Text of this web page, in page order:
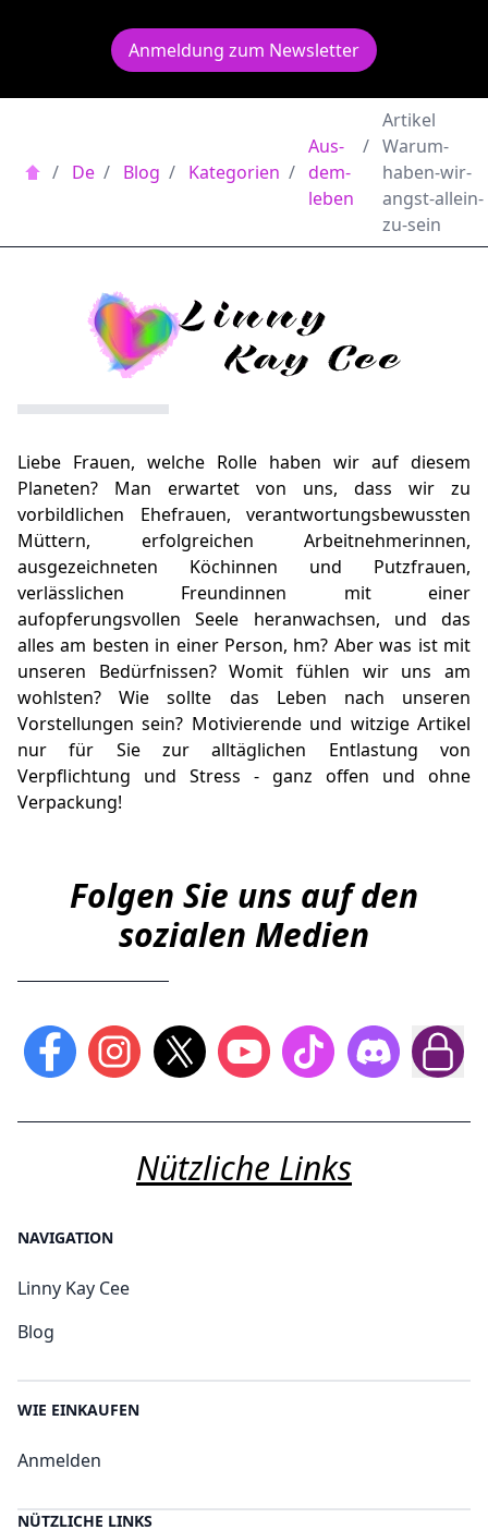
Anmeldung zum Newsletter
/ De / Blog / Kategorien /
Aus-
dem-
leben
/
Artikel
Warum-
haben-wir-
angst-allein-
zu-sein
Liebe Frauen, welche Rolle haben wir auf diesem
Planeten? Man erwartet von uns, dass wir zu
vorbildlichen Ehefrauen, verantwortungsbewussten
Müttern, erfolgreichen Arbeitnehmerinnen,
ausgezeichneten Köchinnen und Putzfrauen,
verlässlichen Freundinnen mit einer
aufopferungsvollen Seele heranwachsen, und das
alles am besten in einer Person, hm? Aber was ist mit
unseren Bedürfnissen? Womit fühlen wir uns am
wohlsten? Wie sollte das Leben nach unseren
Vorstellungen sein? Motivierende und witzige Artikel
nur für Sie zur alltäglichen Entlastung von
Verpflichtung und Stress - ganz offen und ohne
Verpackung!
Folgen Sie uns auf den
sozialen Medien
Nützliche Links
NAVIGATION
Linny Kay Cee
Blog
WIE EINKAUFEN
Anmelden
NÜTZLICHE LINKS